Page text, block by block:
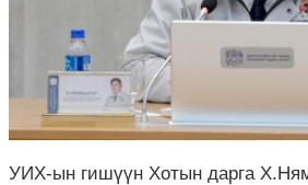
УИХ-ын гишүүн Хотын дарга